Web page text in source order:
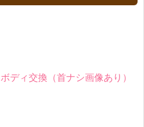
ディ交換（首ナシ画像あり）